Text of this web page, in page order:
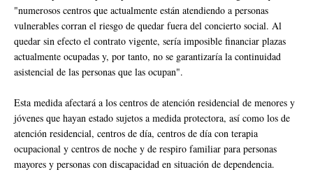
"numerosos centros que actualmente están atendiendo a personas
vulnerables corran el riesgo de quedar fuera del concierto social. Al
quedar sin efecto el contrato vigente, sería imposible financiar plazas
actualmente ocupadas y, por tanto, no se garantizaría la continuidad
asistencial de las personas que las ocupan".
Esta medida afectará a los centros de atención residencial de menores y
jóvenes que hayan estado sujetos a medida protectora, así como los de
atención residencial, centros de día, centros de día con terapia
ocupacional y centros de noche y de respiro familiar para personas
mayores y personas con discapacidad en situación de dependencia.